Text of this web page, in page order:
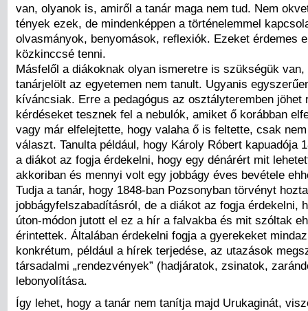
van, olyanok is, amiről a tanár maga nem tud. Nem
tények ezek, de mindenképpen a történelemmel
olvasmányok, benyomások, reflexiók. Ezeket érdemes
közkinccsé tenni.
Másfelől a diákoknak olyan ismeretre is szükségük van,
tanárjelölt az egyetemen nem tanult. Ugyanis
kíváncsiak. Erre a pedagógus az osztályteremben jöhet
kérdéseket tesznek fel a nebulók, amiket ő korábban
vagy már elfelejtette, hogy valaha ő is feltette, csak
választ. Tanulta például, hogy Károly Róbert kapuadója
a diákot az fogja érdekelni, hogy egy dénárért mit
akkoriban és mennyi volt egy jobbágy éves bevétele
Tudja a tanár, hogy 1848-ban Pozsonyban törvényt
jobbágyfelszabadításról, de a diákot az fogja érdekelni,
úton-módon jutott el ez a hír a falvakba és mit szóltak
érintettek. Általában érdekelni fogja a gyerekeket
konkrétum, például a hírek terjedése, az utazások
társadalmi „rendezvények” (hadjáratok, zsinatok,
lebonyolítása.
Így lehet, hogy a tanár nem tanítja majd Urukaginát,